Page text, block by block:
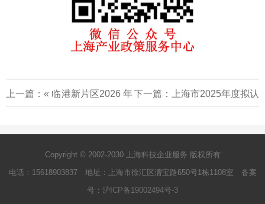
上一篇：« 临港新片区2026 年
税优惠资格认定申报通知
下一篇： 上海市2025年度拟认
Copyright © 2002-2030 上海科技企业服务 版权所有
电话：15618903837 地址：上海市徐汇区漕宝路650号1栋1108室 备案
号： 沪ICP备19002494号-3